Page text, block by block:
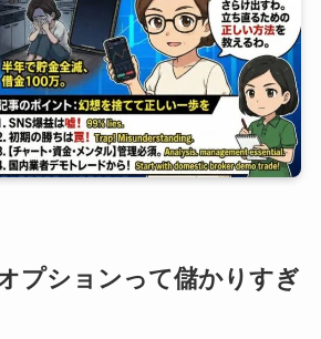
プションって儲かりすぎ